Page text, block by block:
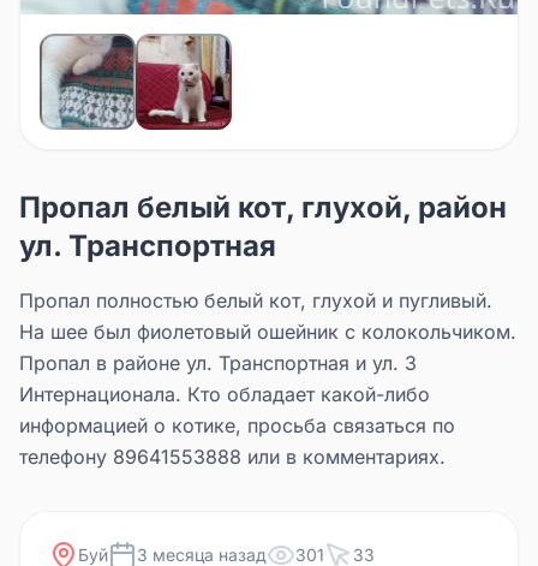
Пропал белый кот, глухой, район
ул. Транспортная
Пропал полностью белый кот, глухой и пугливый.
На шее был фиолетовый ошейник с колокольчиком.
Пропал в районе ул. Транспортная и ул. 3
Интернационала. Кто обладает какой-либо
информацией о котике, просьба связаться по
телефону 89641553888 или в комментариях.
Буй 3 месяца назад 301 33